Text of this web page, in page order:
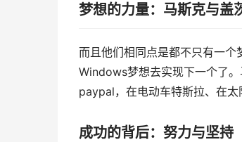
梦想的力量：马斯克与盖
而且他们相同点是都不只有一
Windows梦想去实现下一个了
paypal，在电动车特斯拉、在太
成功的背后：努力与坚持